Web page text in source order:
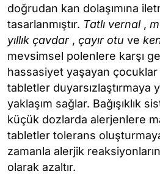
doğrudan kan dolaşımına
tasarlanmıştır. Tatlı vernal,
yıllık çavdar, çayır otu ve
mevsimsel polenlere karşı
hassasiyet yaşayan
tabletler duyarsızlaştırmaya
yaklaşım sağlar. Bağışıklık
küçük dozlarda alerjenlere
tabletler tolerans
zamanla alerjik
olarak azaltır.